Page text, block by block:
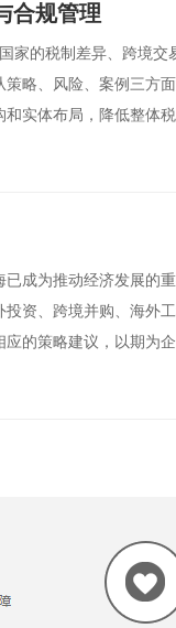
合规管理
的税制差异、跨境交
略、风险、案例三方
实体布局，降低整体
成为推动经济发展的
资、跨境并购、海外
的策略建议，以期为